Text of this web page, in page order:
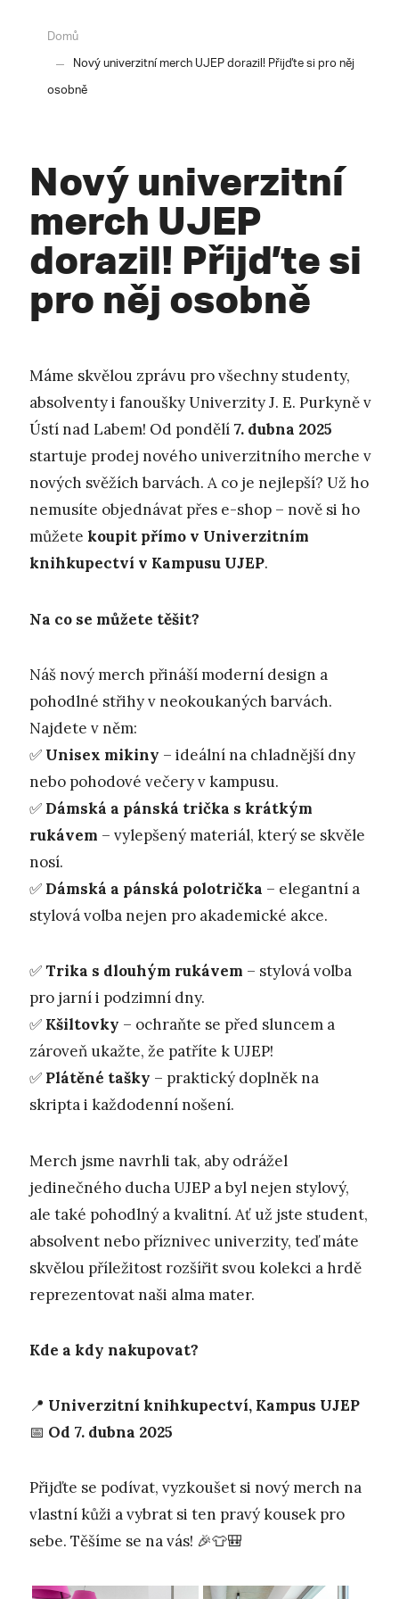
Domů
Nový univerzitní merch UJEP dorazil! Přijďte si pro něj
osobně
Nový univerzitní
merch UJEP
dorazil! Přijďte si
pro něj osobně
Máme skvělou zprávu pro všechny studenty,
absolventy i fanoušky Univerzity J. E. Purkyně v
Ústí nad Labem! Od pondělí 7. dubna 2025
startuje prodej nového univerzitního merche v
nových svěžích barvách. A co je nejlepší? Už ho
nemusíte objednávat přes e-shop – nově si ho
můžete koupit přímo v Univerzitním
knihkupectví v Kampusu UJEP.
Na co se můžete těšit?
Náš nový merch přináší moderní design a
pohodlné střihy v neokoukaných barvách.
Najdete v něm:
✅ Unisex mikiny – ideální na chladnější dny
nebo pohodové večery v kampusu.
✅ Dámská a pánská trička s krátkým
rukávem – vylepšený materiál, který se skvěle
nosí.
✅ Dámská a pánská polotrička – elegantní a
stylová volba nejen pro akademické akce.
✅Trika s dlouhým rukávem – stylová volba
pro jarní i podzimní dny.
✅ Kšiltovky – ochraňte se před sluncem a
zároveň ukažte, že patříte k UJEP!
✅ Plátěné tašky – praktický doplněk na
skripta i každodenní nošení.
Merch jsme navrhli tak, aby odrážel
jedinečného ducha UJEP a byl nejen stylový,
ale také pohodlný a kvalitní. Ať už jste student,
absolvent nebo příznivec univerzity, teď máte
skvělou příležitost rozšířit svou kolekci a hrdě
reprezentovat naši alma mater.
Kde a kdy nakupovat?
📍 Univerzitní knihkupectví, Kampus UJEP
📅 Od 7. dubna 2025
Přijďte se podívat, vyzkoušet si nový merch na
vlastní kůži a vybrat si ten pravý kousek pro
sebe. Těšíme se na vás! 🎉👕🎒